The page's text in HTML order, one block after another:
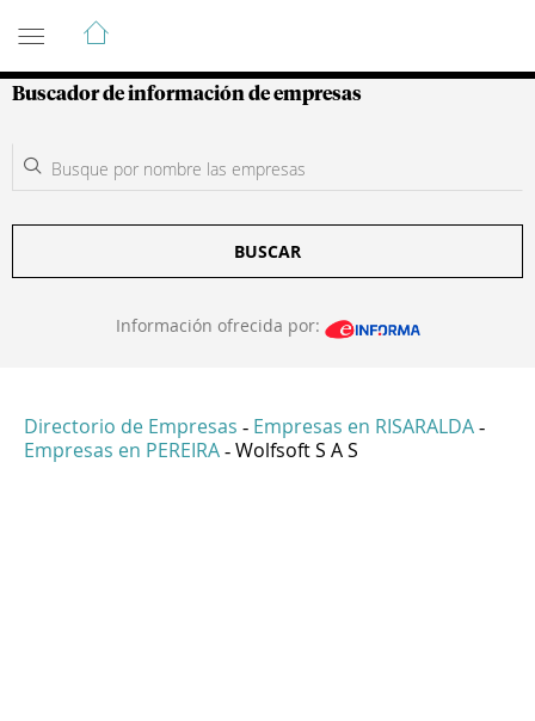
Guía de Empresas Colombianas
Buscador de información de empresas
BUSCAR
Información ofrecida por:
Directorio de Empresas - Empresas en RISARALDA -
Empresas en PEREIRA - Wolfsoft S A S